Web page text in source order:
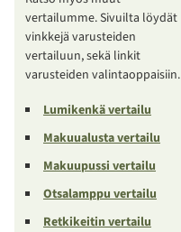
vertailumme. Sivuilta löydät
vinkkejä varusteiden
vertailuun, sekä linkit
varusteiden valintaoppaisiin.
Lumikenkä vertailu
Makuualusta vertailu
Makuupussi vertailu
Otsalamppu vertailu
Retkikeitin vertailu